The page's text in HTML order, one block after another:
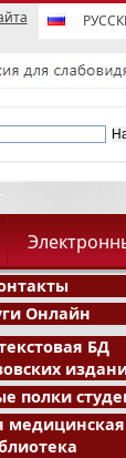
Онлайн
БД
полки
медицинская